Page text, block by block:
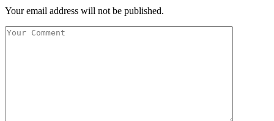
Your email address will not be published.